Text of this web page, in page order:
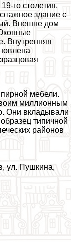
го столетия.
здание с
Внешне дом
Внутренняя
мебели.
миллионным
Они вкладывали
типичной
районов
ул. Пушкина,